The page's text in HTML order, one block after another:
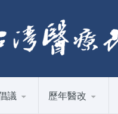
議 歷年醫改